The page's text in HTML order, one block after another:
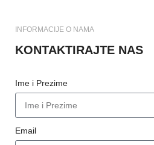
INFORMACIJE O NAMA
KONTAKTIRAJTE NAS
Ime i Prezime
Email